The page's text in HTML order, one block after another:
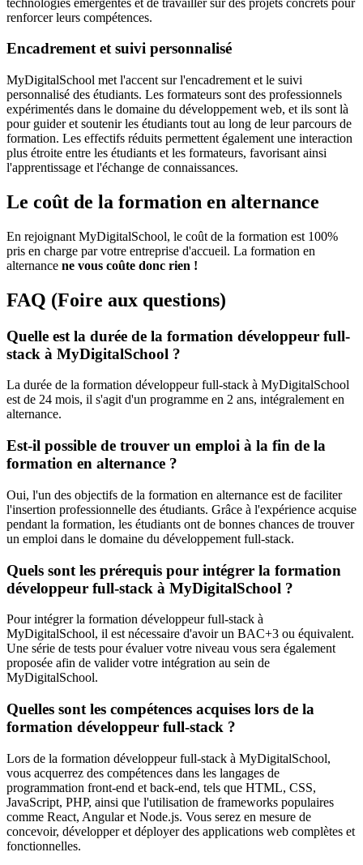
renforcer leurs compétences.
Encadrement et suivi personnalisé
MyDigitalSchool met l'accent sur l'encadrement et le suivi
personnalisé des étudiants. Les formateurs sont des professionnels
expérimentés dans le domaine du développement web, et ils sont là
pour guider et soutenir les étudiants tout au long de leur parcours de
formation. Les effectifs réduits permettent également une interaction
plus étroite entre les étudiants et les formateurs, favorisant ainsi
l'apprentissage et l'échange de connaissances.
Le coût de la formation en alternance
En rejoignant MyDigitalSchool, le coût de la formation est 100%
pris en charge par votre entreprise d'accueil. La formation en
alternance ne vous coûte donc rien !
FAQ (Foire aux questions)
Quelle est la durée de la formation développeur full-
stack à MyDigitalSchool ?
La durée de la formation développeur full-stack à MyDigitalSchool
est de 24 mois, il s'agit d'un programme en 2 ans, intégralement en
alternance.
Est-il possible de trouver un emploi à la fin de la
formation en alternance ?
Oui, l'un des objectifs de la formation en alternance est de faciliter
l'insertion professionnelle des étudiants. Grâce à l'expérience acquise
pendant la formation, les étudiants ont de bonnes chances de trouver
un emploi dans le domaine du développement full-stack.
Quels sont les prérequis pour intégrer la formation
développeur full-stack à MyDigitalSchool ?
Pour intégrer la formation développeur full-stack à
MyDigitalSchool, il est nécessaire d'avoir un BAC+3 ou équivalent.
Une série de tests pour évaluer votre niveau vous sera également
proposée afin de valider votre intégration au sein de
MyDigitalSchool.
Quelles sont les compétences acquises lors de la
formation développeur full-stack ?
Lors de la formation développeur full-stack à MyDigitalSchool,
vous acquerrez des compétences dans les langages de
programmation front-end et back-end, tels que HTML, CSS,
JavaScript, PHP, ainsi que l'utilisation de frameworks populaires
comme React, Angular et Node.js. Vous serez en mesure de
concevoir, développer et déployer des applications web complètes et
fonctionnelles.